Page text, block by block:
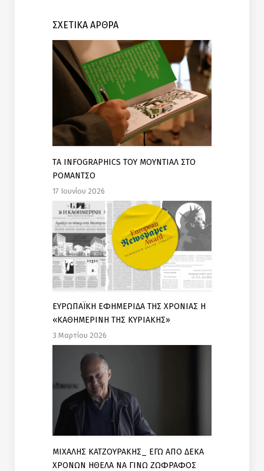
ΣΧΕΤΙΚΑ ΑΡΘΡΑ
TΑ INFOGRAPHICS ΤΟΥ ΜΟΥΝΤΙΑΛ ΣΤΟ
ΡΟΜΑΝΤΣΟ
17 Ιουνίου 2026
ΕΥΡΩΠΑΪΚΗ ΕΦΗΜΕΡΙΔΑ ΤΗΣ ΧΡΟΝΙΑΣ Η
«ΚΑΘΗΜΕΡΙΝΗ ΤΗΣ ΚΥΡΙΑΚΗΣ»
3 Μαρτίου 2026
ΜΙΧΑΛΗΣ ΚΑΤΖΟΥΡΑΚΗΣ_ ΕΓΩ ΑΠΟ ΔΕΚΑ
ΧΡΟΝΩΝ ΗΘΕΛΑ ΝΑ ΓΙΝΩ ΖΩΦΡΑΦΟΣ